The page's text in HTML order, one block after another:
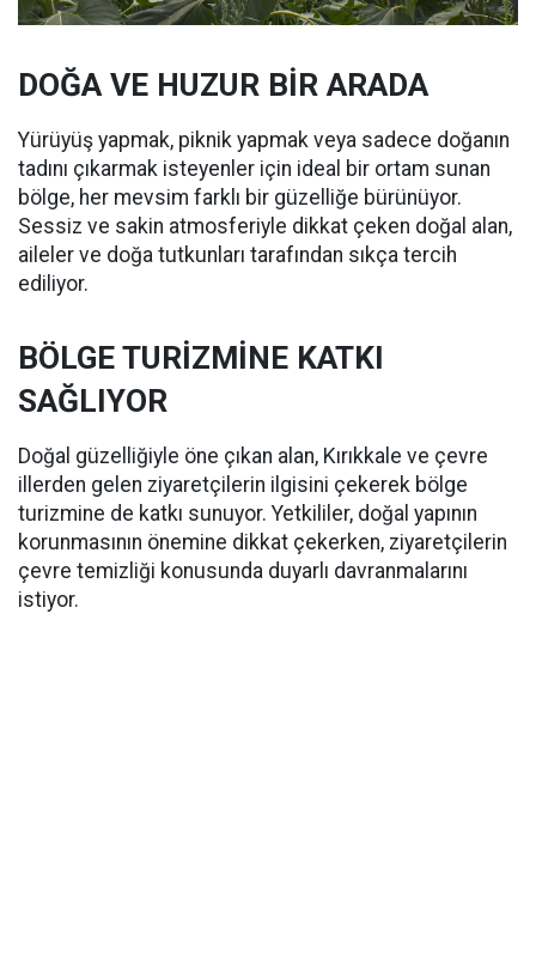
DOĞA VE HUZUR BİR ARADA
Yürüyüş yapmak, piknik yapmak veya sadece doğanın
tadını çıkarmak isteyenler için ideal bir ortam sunan
bölge, her mevsim farklı bir güzelliğe bürünüyor.
Sessiz ve sakin atmosferiyle dikkat çeken doğal alan,
aileler ve doğa tutkunları tarafından sıkça tercih
ediliyor.
BÖLGE TURİZMİNE KATKI
SAĞLIYOR
Doğal güzelliğiyle öne çıkan alan, Kırıkkale ve çevre
illerden gelen ziyaretçilerin ilgisini çekerek bölge
turizmine de katkı sunuyor. Yetkililer, doğal yapının
korunmasının önemine dikkat çekerken, ziyaretçilerin
çevre temizliği konusunda duyarlı davranmalarını
istiyor.